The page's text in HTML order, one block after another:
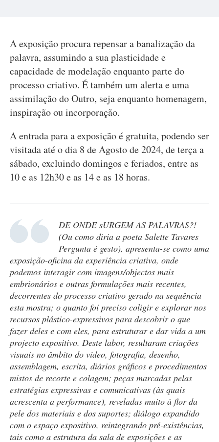
A exposição procura repensar a banalização da
palavra, assumindo a sua plasticidade e
capacidade de modelação enquanto parte do
processo criativo. É também um alerta e uma
assimilação do Outro, seja enquanto homenagem,
inspiração ou incorporação.
A entrada para a exposição é gratuita, podendo ser
visitada até o dia 8 de Agosto de 2024, de terça a
sábado, excluindo domingos e feriados, entre as
10 e as 12h30 e as 14 e as 18 horas.
DE ONDE sURGEM AS PALAVRAS?!
(Ou como diria a poeta Salette Tavares
Pergunta é gesto), apresenta-se como uma
exposição-oficina da experiência criativa, onde
podemos interagir com imagens/objectos mais
embrionários e outras formulações mais recentes,
decorrentes do processo criativo gerado na sequência
esta mostra; o quanto foi preciso coligir e explorar nos
recursos plástico-expressivos para descobrir o que
fazer deles e com eles, para estruturar e dar vida a um
projecto expositivo. Deste labor, resultaram criações
visuais no âmbito do vídeo, fotografia, desenho,
assemblagem, escrita, diários gráficos e procedimentos
mistos de recorte e colagem; peças marcadas pelas
estratégias expressivas e comunicativas (às quais
acrescenta a performance), reveladas muito à flor da
pele dos materiais e dos suportes; diálogo expandido
com o espaço expositivo, reintegrando pré-existências,
tais como a estrutura da sala de exposições e as